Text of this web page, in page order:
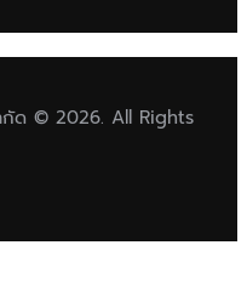
กัด © 2026. All Rights